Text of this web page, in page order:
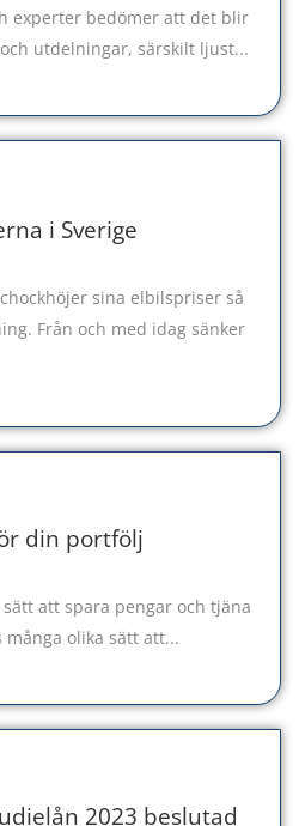
experter bedömer att det blir
utdelningar, särskilt ljust...
i Sverige
sina elbilspriser så
Från och med idag sänker
din portfölj
att spara pengar och tjäna
olika sätt att...
2023 beslutad